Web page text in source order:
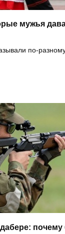
мужья
по-
почему